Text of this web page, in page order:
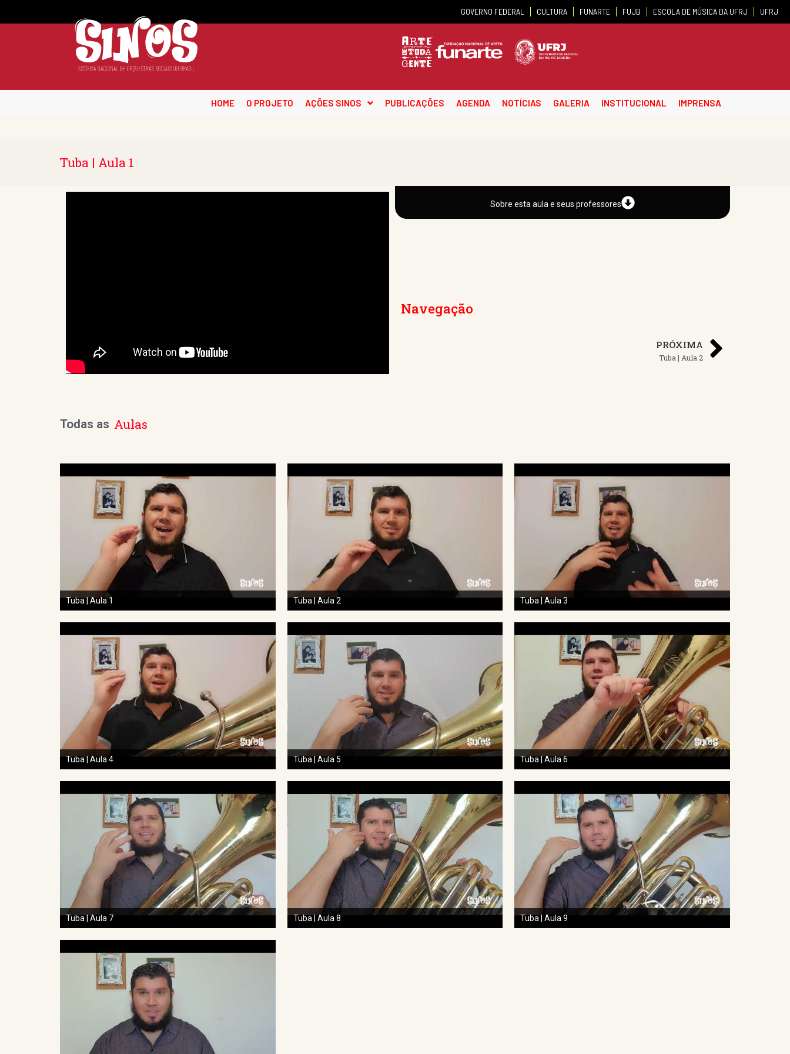
GOVERNO FEDERAL CULTURA FUNARTE FUJB ESCOLA DE MÚSICA DA UFRJ UFRJ
HOME O PROJETO AÇÕES SINOS PUBLICAÇÕES AGENDA NOTÍCIAS GALERIA INSTITUCIONAL IMPRENSA
Tuba | Aula 1
Sobre esta aula e seus professores
Navegação
PRÓXIMA
Tuba | Aula 2
Todas as Aulas
Tuba | Aula 1 Tuba | Aula 2 Tuba | Aula 3
Tuba | Aula 4 Tuba | Aula 5 Tuba | Aula 6
Tuba | Aula 7 Tuba | Aula 8 Tuba | Aula 9